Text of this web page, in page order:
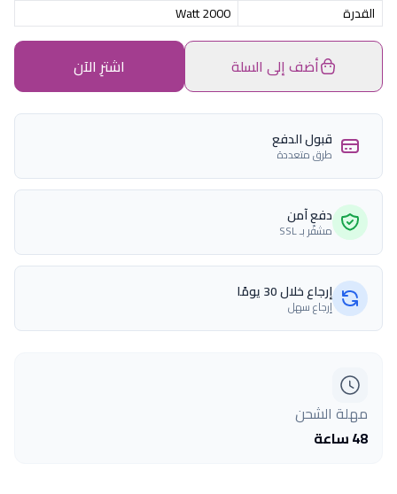
القدرة
2000 Watt
أضف إلى السلة اشترِ الآن
قبول الدفع
طرق متعددة
دفع آمن
مشفّر بـ SSL
إرجاع خلال 30 يومًا
إرجاع سهل
مهلة الشحن
48 ساعة